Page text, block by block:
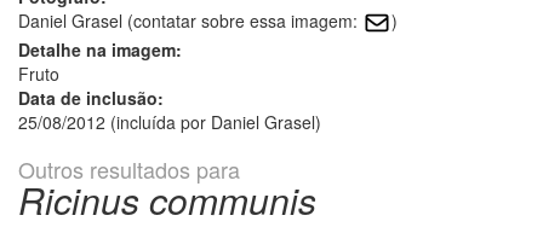
Daniel Grasel (contatar sobre essa imagem:
)
Detalhe na imagem:
Fruto
Data de inclusão:
25/08/2012 (incluída por Daniel Grasel)
Outros resultados para
Ricinus communis